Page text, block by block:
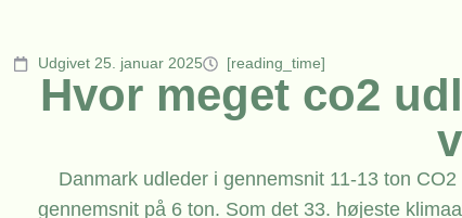
Udgivet 25. januar 2025 [reading_time]
Hvor meget co2
Danmark udleder i gennemsnit 11-13 ton
gennemsnit på 6 ton. Som det 33. højeste